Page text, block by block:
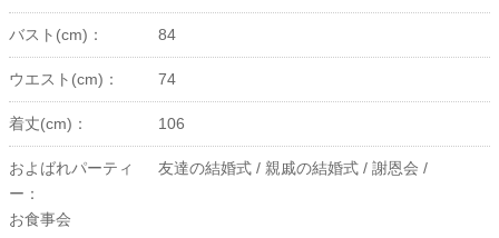
バスト(cm)： 84
ウエスト(cm)： 74
着丈(cm)： 106
およばれパーティ
ー：
友達の結婚式 / 親戚の結婚式 / 謝恩会 /
お食事会